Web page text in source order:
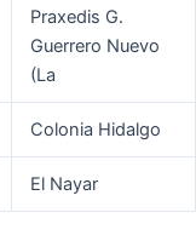
Praxedis G.
Guerrero Nuevo
(La
Colonia Hidalgo
El Nayar